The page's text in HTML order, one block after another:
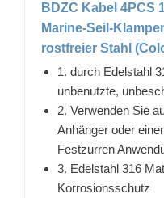
BDZC Kabel 4PCS
Marine-Seil-
rostfreier Stahl
1. durch Edelstahl
unbenutzte,
2. Verwenden Sie
Anhänger oder
Festzurren
3. Edelstahl 316
Korrosionsschutz